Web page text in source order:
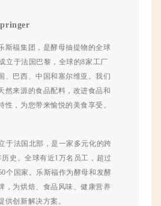
斯福集团，是酵母抽提物的全球
立于法国巴黎，全球的8家工厂
、巴西、中国和塞尔维亚。我们
然来源的食品配料，改进食品和
性，为您带来愉悦的美食享受。
于法国北部，是一家多元化的跨
史。全球有近1万名员工，超过
个国家。乐斯福作为酵母和发酵
，为烘焙、食品风味、健康营养
供创新解决方案。